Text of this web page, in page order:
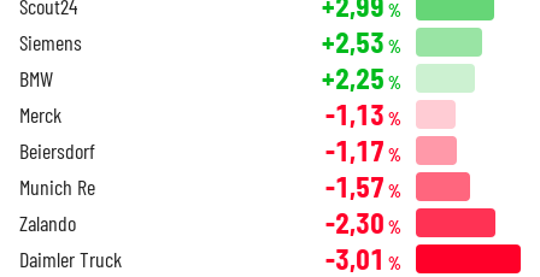
Scout24 %
Siemens +2,53 %
BMW +2,25 %
Merck -1,13 %
Beiersdorf -1,17 %
Munich Re -1,57 %
Zalando -2,30 %
Daimler Truck -3,01 %